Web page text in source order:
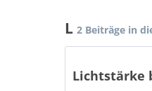
L 2 Beiträge in
Lichtstärke